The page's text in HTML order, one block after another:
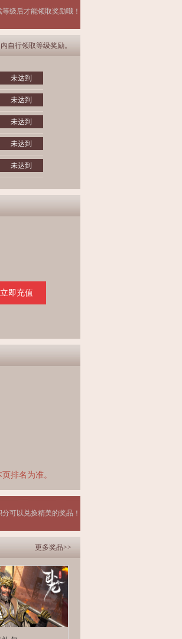
级后才能领取奖励哦！
自行领取等级奖励。
未达到
未达到
未达到
未达到
未达到
立即充值
排名为准。
分可以兑换精美的奖品！
更多奖品>>